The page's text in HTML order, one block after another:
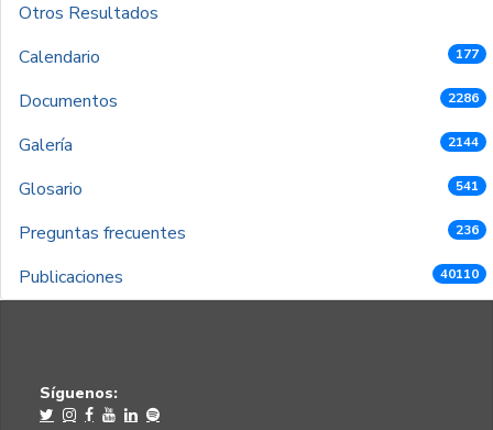
Otros Resultados
Calendario
177
Documentos 2286
Galería 2144
Glosario 541
Preguntas frecuentes 236
Publicaciones 40110
Síguenos: